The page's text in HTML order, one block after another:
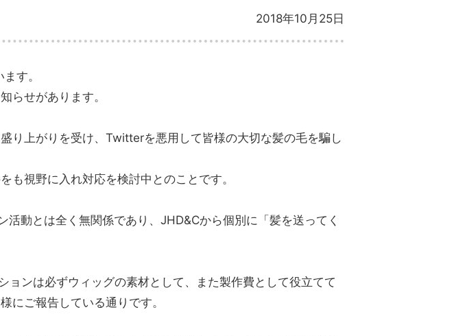
2018年10月25日
す。
らせがあります。
り上がりを受け、Twitterを悪用して皆様の大切な髪の毛を騙し
も視野に入れ対応を検討中とのことです。
動とは全く無関係であり、JHD&Cから個別に「髪を送ってく
ンは必ずウィッグの素材として、また製作費として役立てて
にご報告している通りです。